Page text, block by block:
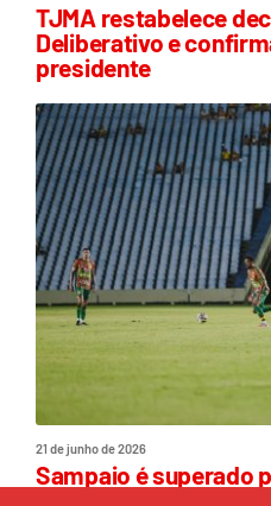
TJMA restabelece
Deliberativo e
presidente
21 de junho de 2026
Sampaio é superado